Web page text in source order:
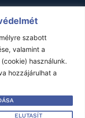
szabott
valamint a
használunk.
hozzájárulhat a
ELUTASÍT
1992-2025
–Kapcsolat